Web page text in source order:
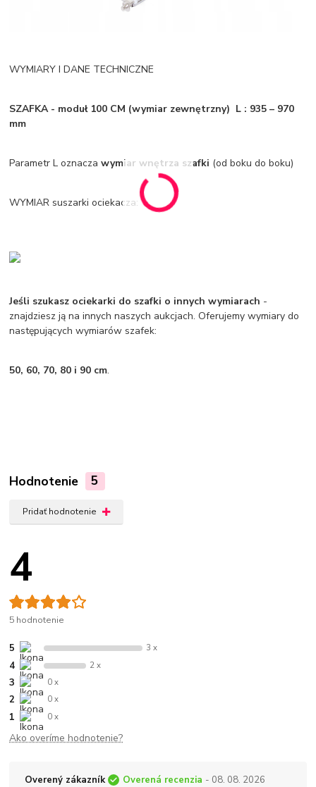
WYMIARY I DANE TECHNICZNE
SZAFKA - moduł 100 CM (wymiar zewnętrzny) L : 935 – 970
mm
Parametr L oznaczawymiar wnętrza szafki (od boku do boku)
WYMIAR suszarki ociekacza:
Jeśli szukasz ociekarki do szafki o innych wymiarach -
znajdziesz ją na innych naszych aukcjach. Oferujemy wymiary do
następujących wymiarów szafek:
50, 60, 70, 80 i 90 cm.
Hodnotenie 5
Pridať hodnotenie
4
5 hodnotenie
5 3 x
4 2 x
3 0 x
2 0 x
1 0 x
Ako overíme hodnotenie?
Overený zákazník Overená recenzia - 08. 08. 2026